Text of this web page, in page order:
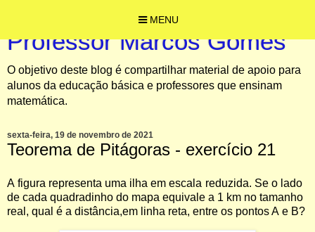
MENU
Professor Marcos Gomes
O objetivo deste blog é compartilhar material de apoio para
alunos da educação básica e professores que ensinam
matemática.
sexta-feira, 19 de novembro de 2021
Teorema de Pitágoras - exercício 21
A figura representa uma ilha em escala reduzida. Se o lado
de cada quadradinho do mapa equivale a 1 km no tamanho
real, qual é a distância,em linha reta, entre os pontos A e B?